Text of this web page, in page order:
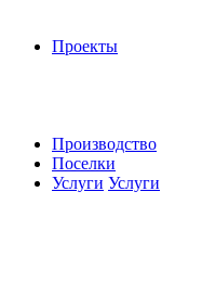
Проекты
Производство
Поселки
Услуги Услуги